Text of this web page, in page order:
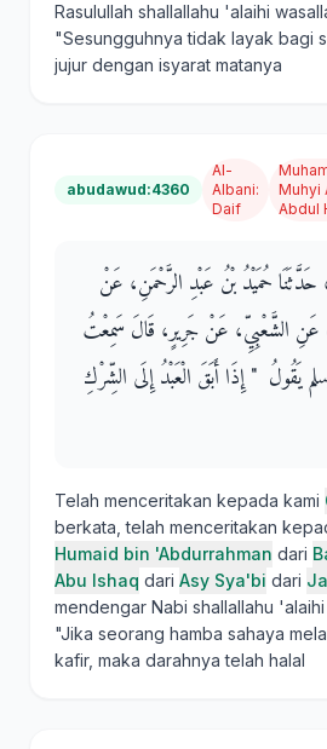
Rasulullah shallallahu 'alaihi
"Sesungguhnya tidak layak bagi
jujur dengan isyarat matanya
abudawud:4360
Al-
Albani:
Daif
Muhyi
Abdul
حَدَّثَنَا حُمَيْدُ بْنُ عَبْدِ الرَّحْمَنِ، عَنْ
عَنِ الشَّعْبِيِّ، عَنْ جَرِيرٍ، قَالَ سَمِعْتُ
يَقُولُ ‏ "‏ إِذَا أَبَقَ الْعَبْدُ إِلَى الشِّرْكِ
Telah menceritakan kepada kami
berkata, telah menceritakan
Humaid bin 'Abdurrahman dari
Abu Ishaq dari Asy Sya'bi dari
mendengar Nabi shallallahu
"Jika seorang hamba sahaya
kafir, maka darahnya telah halal